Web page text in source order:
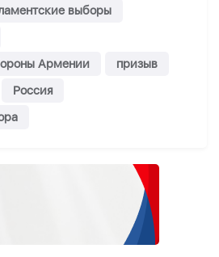
выборы
Армении
призыв
Россия